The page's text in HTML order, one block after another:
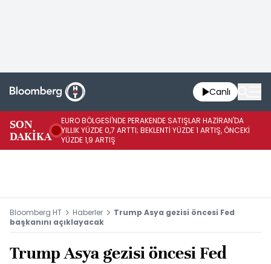
Canlı
SON
DAKİKA
EURO BÖLGESİ'NDE PERAKENDE SATIŞLAR HAZİRAN'DA
YILLIK YÜZDE 0,7 ARTTI; BEKLENTİ YÜZDE 1 ARTIŞ, ÖNCEKİ
YÜZDE 1,9 ARTIŞ
Bloomberg HT Haberler
Trump Asya gezisi öncesi Fed
başkanını açıklayacak
Trump Asya gezisi öncesi Fed